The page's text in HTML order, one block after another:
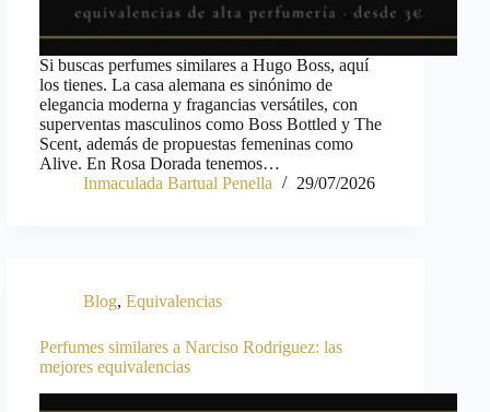
Si buscas perfumes similares a Hugo Boss, aquí
los tienes. La casa alemana es sinónimo de
elegancia moderna y fragancias versátiles, con
superventas masculinos como Boss Bottled y The
Scent, además de propuestas femeninas como
Alive. En Rosa Dorada tenemos…
Inmaculada Bartual Penella
29/07/2026
Blog, Equivalencias
Perfumes similares a Narciso Rodriguez: las
mejores equivalencias